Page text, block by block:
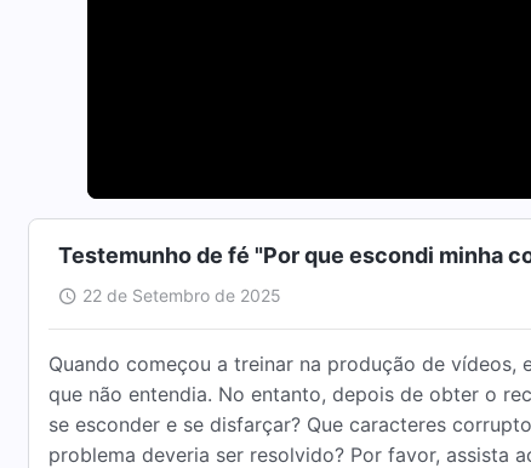
Testemunho de fé "Por que escondi minha
22 de Setembro de 2025
Quando começou a treinar na produção de
que não entendia. No entanto, depois de obter o
se esconder e se disfarçar? Que caracteres
problema deveria ser resolvido? Por favor, assista